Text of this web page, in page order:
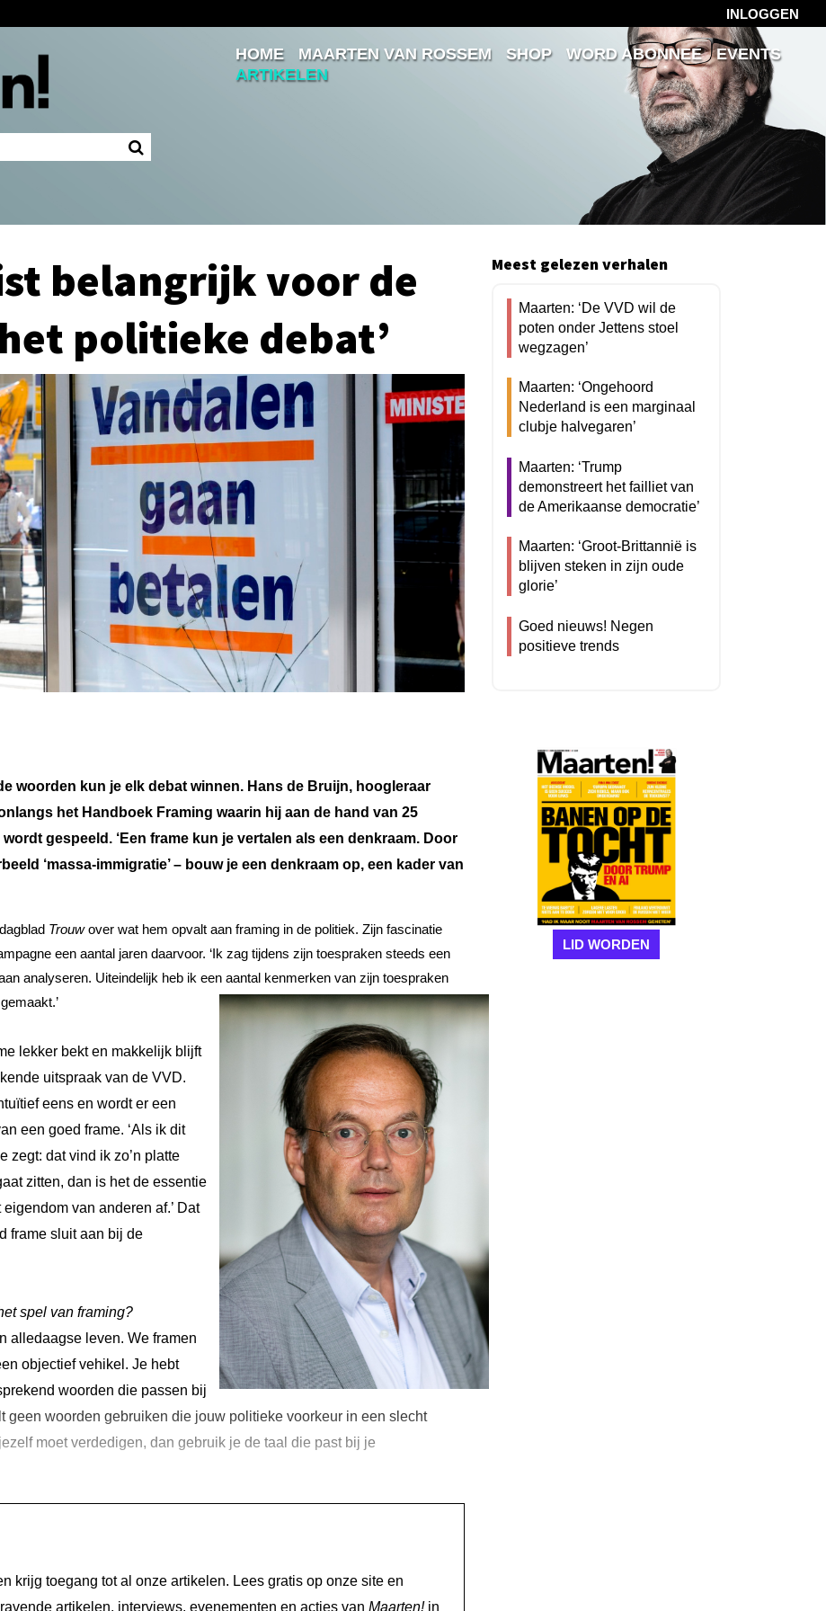
INLOGGEN
Inloggen
Ingelogd blijven
HOME MAARTEN VAN ROSSEM SHOP WORD ABONNEE
EVENTS
ARTIKELEN
belangrijk voor de
politieke debat’
woorden kun je elk debat winnen. Hans de Bruijn, hoogleraar
het Handboek Framing waarin hij aan de hand van 25
gespeeld. ‘Een frame kun je vertalen als een denkraam. Door
‘massa-immigratie’ – bouw je een denkraam op, een kader van
Trouwover wat hem opvalt aan framing in de politiek. Zijn fascinatie
een aantal jaren daarvoor. ‘Ik zag tijdens zijn toespraken steeds een
analyseren. Uiteindelijk heb ik een aantal kenmerken van zijn toespraken
lekker bekt en makkelijk blijft
uitspraak van de VVD.
eens en wordt er een
een goed frame. ‘Als ik dit
zegt: dat vind ik zo’n platte
zitten, dan is het de essentie
van anderen af.’ Dat
frame sluit aan bij de
spel van framing?
alledaagse leven. We framen
objectief vehikel. Je hebt
woorden die passen bij
geen woorden gebruiken die jouw politieke voorkeur in een slecht
moet verdedigen, dan gebruik je de taal die past bij je
krijg toegang tot al onze artikelen. Lees gratis op onze site en
artikelen, interviews, evenementen en acties van Maarten!in
Meest gelezen verhalen
Maarten: ‘De VVD wil de
poten onder Jettens stoel
wegzagen’
Maarten: ‘Ongehoord
Nederland is een marginaal
clubje halvegaren’
Maarten: ‘Trump
demonstreert het failliet van
de Amerikaanse democratie’
Maarten: ‘Groot-Brittannië is
blijven steken in zijn oude
glorie’
Goed nieuws! Negen
positieve trends
LID WORDEN